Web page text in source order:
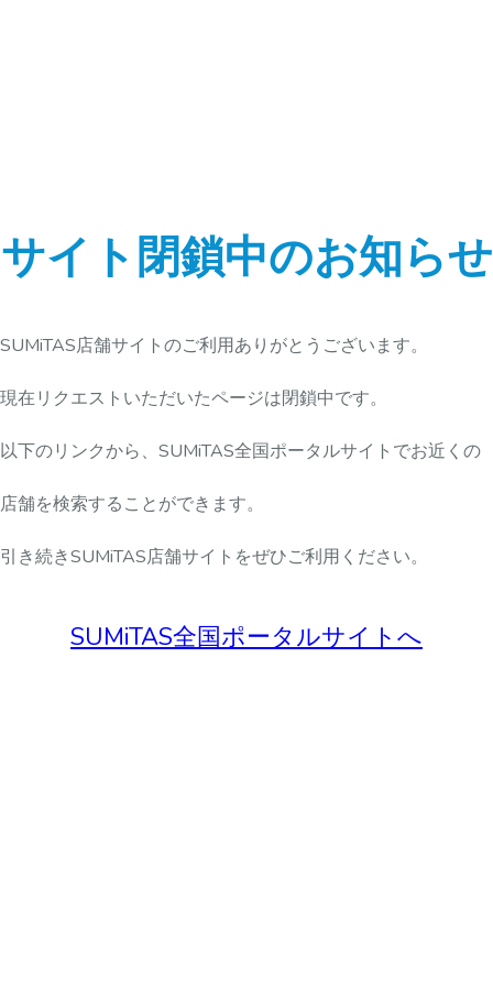
サイト閉鎖中のお知らせ
SUMiTAS店舗サイトのご利用ありがとうございます。
現在リクエストいただいたページは閉鎖中です。
以下のリンクから、SUMiTAS全国ポータルサイトでお近くの
店舗を検索することができます。
引き続きSUMiTAS店舗サイトをぜひご利用ください。
SUMiTAS全国ポータルサイトへ